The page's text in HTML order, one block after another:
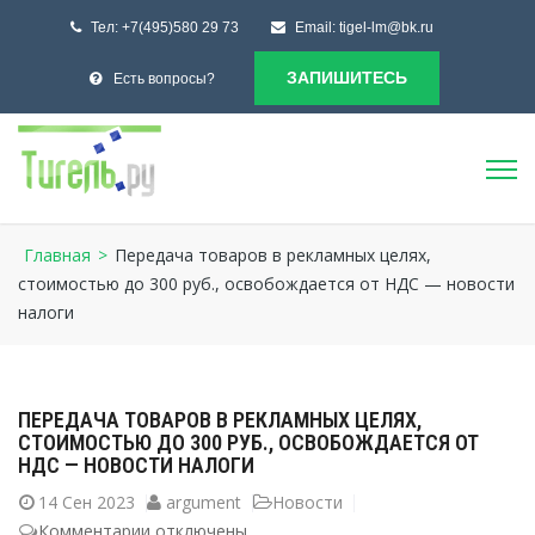
Тел: +7(495)580 29 73 Email: tigel-lm@bk.ru
Есть вопросы? ЗАПИШИТЕСЬ
Главная > Передача товаров в рекламных целях,
стоимостью до 300 руб., освобождается от НДС — новости
налоги
ПЕРЕДАЧА ТОВАРОВ В РЕКЛАМНЫХ ЦЕЛЯХ,
СТОИМОСТЬЮ ДО 300 РУБ., ОСВОБОЖДАЕТСЯ ОТ
НДС — НОВОСТИ НАЛОГИ
14 Сен 2023 argument
Новости